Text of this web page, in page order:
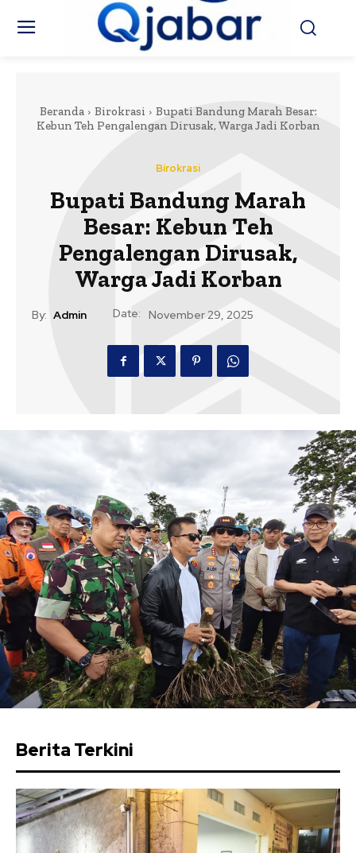
Beranda Birokrasi
Bupati Bandung Marah Besar:
Kebun Teh Pengalengan Dirusak, Warga Jadi Korban
Birokrasi
Bupati Bandung Marah
Besar: Kebun Teh
Pengalengan Dirusak,
Warga Jadi Korban
By: Admin Date: November 29, 2025
Berita Terkini